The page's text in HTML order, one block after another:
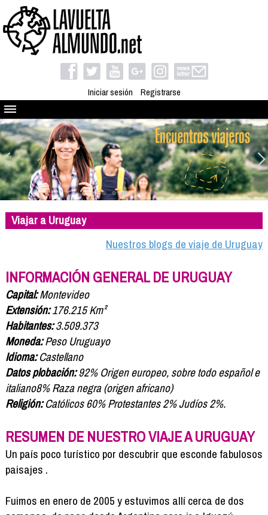
Iniciar sesión Registrarse
Quienes somos
El proyecto
Blog
Viaja con nosotros
Camino solidario
Libros
Formación
Info viajeros
Contactar
Viajar a Uruguay
Nuestros blogs de viaje de Uruguay
INFORMACIÓN GENERAL DE URUGUAY
Capital:Montevideo
Extensión:176.215 Km²
Habitantes:3.509.373
Moneda:Peso Uruguayo
Idioma:Castellano
Datos plobación:92% Origen europeo, sobre todo español e
italiano8% Raza negra (origen africano)
Religión:Católicos 60% Protestantes 2% Judíos 2%.
RESUMEN DE NUESTRO VIAJE A URUGUAY
Un país poco turístico por descubrir que esconde fabulosos
paisajes .
Fuimos en enero de 2005 y estuvimos allí cerca de dos